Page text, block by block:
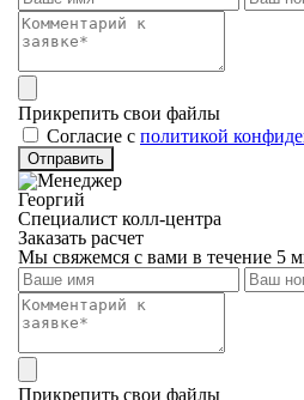
Прикрепить свои файлы
Cогласие с политикой
Отправить
Георгий
Специалист колл-центра
Заказать расчет
Мы свяжемся с вами в течение 5
Прикрепить свои файлы